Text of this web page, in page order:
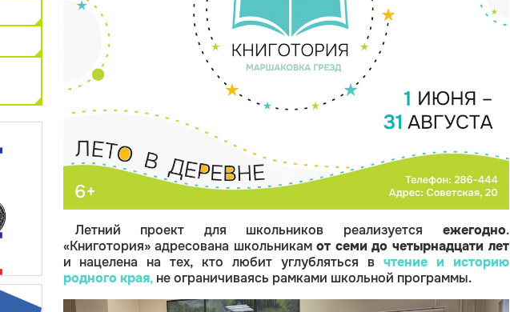
Летний проект для школьников реализуется ежегодно.
«Книготория» адресована школьникамот семи до четырнадцати лет
и нацелена на тех, кто любит углубляться вчтение и историю
родного края,не ограничиваясь рамками школьной программы.